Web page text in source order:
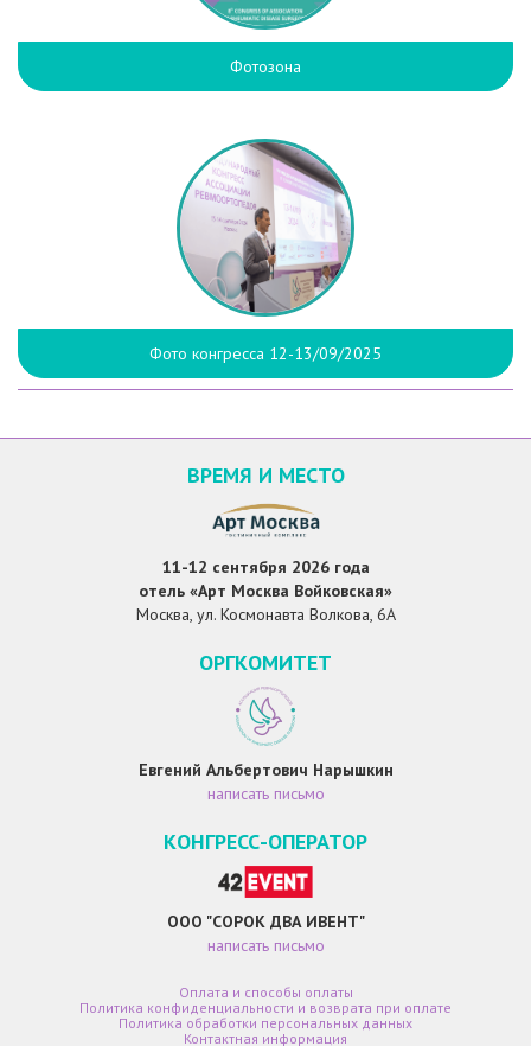
Фотозона
Фото конгресса 12-13/09/2025
ВРЕМЯ И МЕСТО
11-12 сентября 2026 года
отель «Арт Москва Войковская»
Москва, ул. Космонавта Волкова, 6А
ОРГКОМИТЕТ
Евгений Альбертович Нарышкин
написать письмо
КОНГРЕСС-ОПЕРАТОР
ООО "СОРОК ДВА ИВЕНТ"
написать письмо
Оплата и способы оплаты
Политика конфиденциальности и возврата при оплате
Политика обработки персональных данных
Контактная информация